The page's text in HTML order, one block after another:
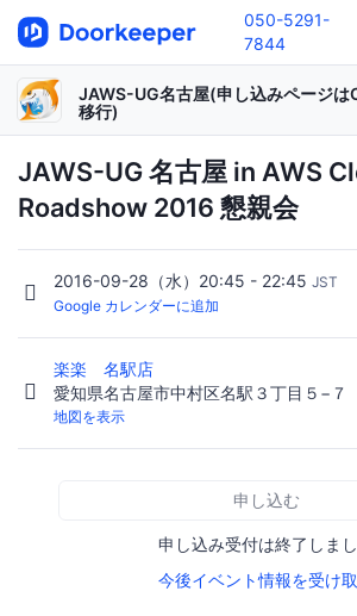
050-5291-
7844
JAWS-UG名古屋(申し込みページ
移行)
JAWS-UG 名古屋 in AWS
Roadshow 2016 懇親会
2016-09-28（水）20:45 - 22:45 JST
Google カレンダーに追加
楽楽 名駅店
愛知県名古屋市中村区名駅３丁目５−７
地図を表示
申し込む
申し込み受付は終了しま
今後イベント情報を受け